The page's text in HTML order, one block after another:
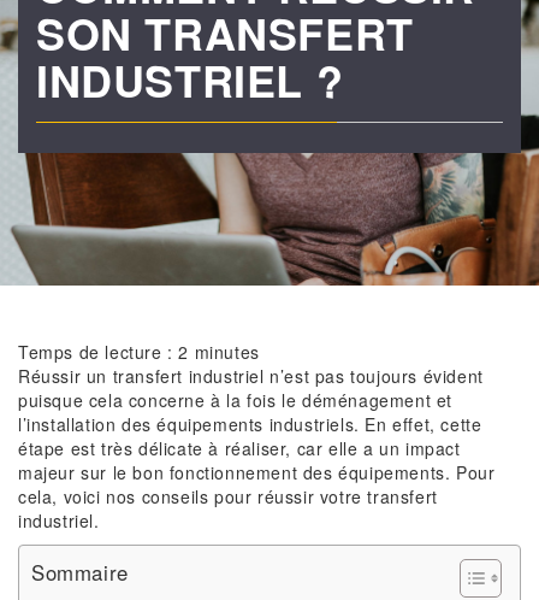
SON TRANSFERT
INDUSTRIEL ?
Temps de lecture :2 minutes
Réussir un transfert industriel n’est pas toujours évident
puisque cela concerne à la fois le déménagement et
l’installation des équipements industriels. En effet, cette
étape est très délicate à réaliser, car elle a un impact
majeur sur le bon fonctionnement des équipements. Pour
cela, voici nos conseils pour réussir votre transfert
industriel.
Sommaire